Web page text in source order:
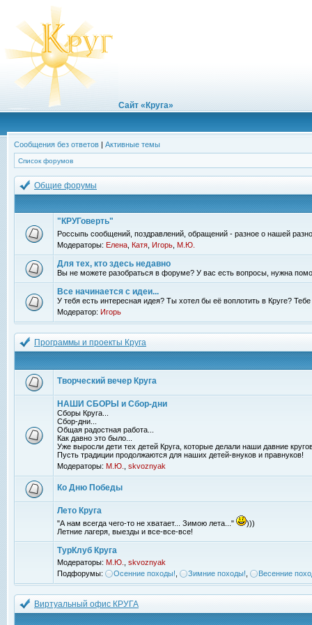
Сайт «Круга»
Сообщения без ответов | Активные темы
Список форумов
Общие форумы
"КРУГоверть"
Россыпь сообщений, поздравлений, обращений - разное о нашей
Модераторы: Елена Катя Игорь М.Ю.
Для тех, кто здесь недавно
Вы не можете разобраться в форуме? У вас есть вопросы, нужна
Все начинается с идеи...
У тебя есть интересная идея? Ты хотел бы её воплотить в Круге?
Модератор: Игорь
Программы и проекты Круга
Творческий вечер Круга
НАШИ СБОРЫ и Сбор-дни
Сборы Круга...
Сбор-дни...
Общая радостная работа...
Как давно это было...
Уже выросли дети тех детей Круга, которые делали наши давние
Пусть традиции продолжаются для наших детей-внуков и правнуков!
Модераторы: М.Ю. skvoznyak
Ко Дню Победы
Лето Круга
"А нам всегда чего-то не хватает... Зимою лета..."
)))
Летние лагеря, выезды и все-все-все!
ТурКлуб Круга
Модераторы: М.Ю.
skvoznyak
Подфорумы:
Осенние походы! Зимние походы! Весенние
Виртуальный офис КРУГА